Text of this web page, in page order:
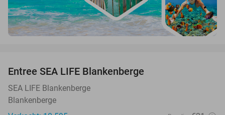
Entree SEA LIFE Blankenberge
SEA LIFE Blankenberge
Blankenberge